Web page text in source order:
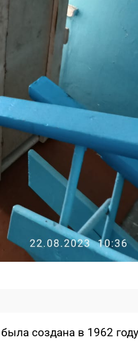
создана в 1962